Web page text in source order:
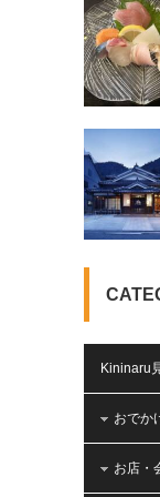
Kininaru
おでか
お店・